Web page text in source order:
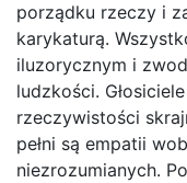
porządku rzeczy i
karykaturą.
iluzorycznym i
ludzkości.
rzeczywistości
pełni są empatii
niezrozumianych.